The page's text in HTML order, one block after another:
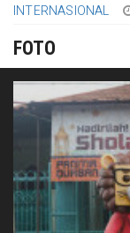
INTERNASIONAL
FOTO